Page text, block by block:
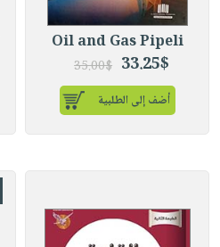
Oil and Gas Pipeli
33.25$
35.00$
أضف إلى الطلبية